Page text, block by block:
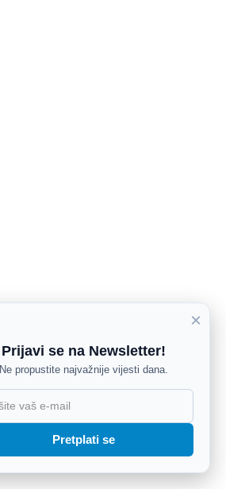
×
Prijavi se na Newsletter!
Ne propustite najvažnije vijesti dana.
Pretplati se